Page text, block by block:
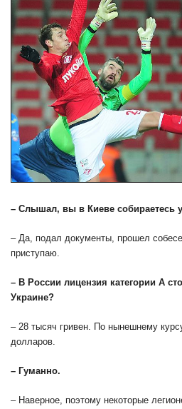
– Слышал, вы в Киеве собираетесь
– Да, подал документы, прошел
приступаю.
– В России лицензия категории А
Украине?
– 28 тысяч гривен. По нынешнему
долларов.
– Гуманно.
– Наверное, поэтому некоторые